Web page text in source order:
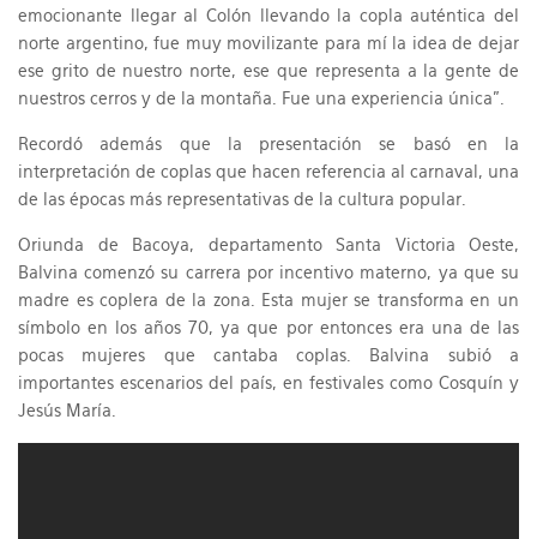
emocionante llegar al Colón llevando la copla auténtica del
norte argentino, fue muy movilizante para mí la idea de dejar
ese grito de nuestro norte, ese que representa a la gente de
nuestros cerros y de la montaña. Fue una experiencia única”.
Recordó además que la presentación se basó en la
interpretación de coplas que hacen referencia al carnaval, una
de las épocas más representativas de la cultura popular.
Oriunda de Bacoya, departamento Santa Victoria Oeste,
Balvina comenzó su carrera por incentivo materno, ya que su
madre es coplera de la zona. Esta mujer se transforma en un
símbolo en los años 70, ya que por entonces era una de las
pocas mujeres que cantaba coplas. Balvina subió a
importantes escenarios del país, en festivales como Cosquín y
Jesús María.